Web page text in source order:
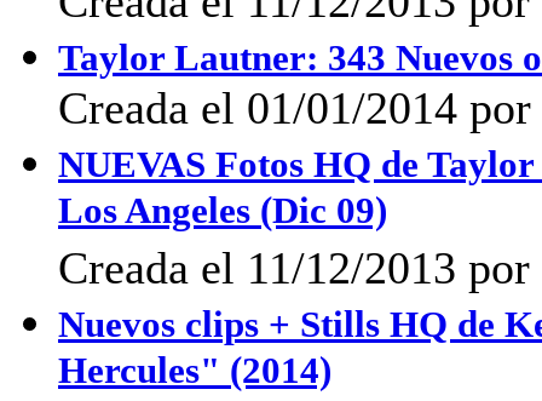
Taylor Lautner: 343 Nuevos
Creada el 01/01/2014
NUEVAS Fotos HQ de
Los Angeles (Dic 09)
Creada el 11/12/2013
Nuevos clips + Stills HQ de
Hercules" (2014)